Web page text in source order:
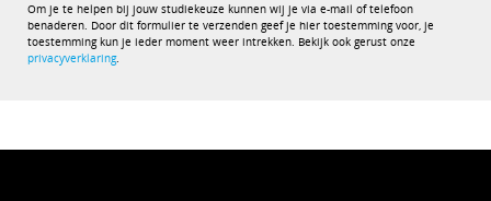
Om je te helpen bij jouw studiekeuze kunnen wij je via e-mail of telefoon
benaderen. Door dit formulier te verzenden geef je hier toestemming voor, je
toestemming kun je ieder moment weer intrekken. Bekijk ook gerust onze
privacyverklaring.